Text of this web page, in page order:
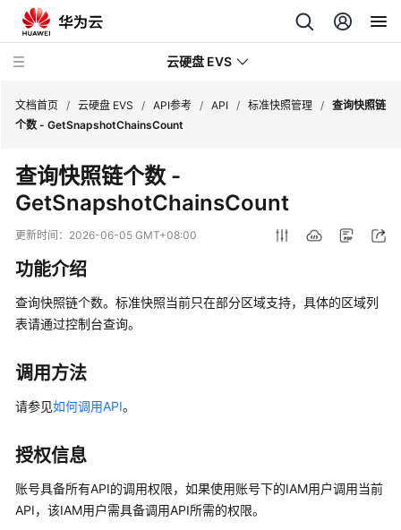
云硬盘 EVS
最
新
动
服
务
公
告
产
品
介
快
速
入
门
文档首页 / 云硬盘 EVS / API参考 / API / 标准快照管理 / 查询快照链
个数 - GetSnapshotChainsCount
查询快照链个数 -
GetSnapshotChainsCount
更新时间： 2026-06-05 GMT+08:00
功能介绍
查询快照链个数。标准快照当前只在部分区域支持，具体的区域列
表请通过控制台查询。
调用方法
请参见如何调用API。
授权信息
账号具备所有API的调用权限，如果使用账号下的IAM用户调用当前
API，该IAM用户需具备调用API所需的权限。